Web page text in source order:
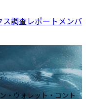
ス調査レポートメンバ
・ウォレット・コント